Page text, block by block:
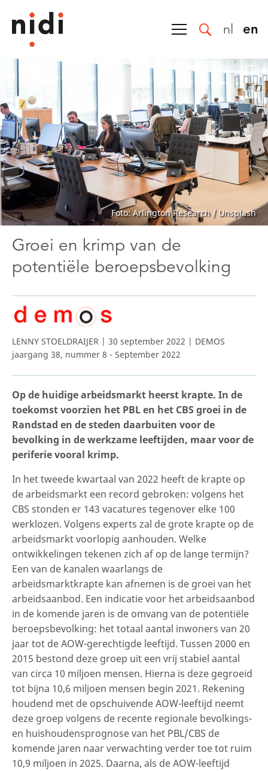
nl en
Foto: Arlington Research / Unsplash
Groei en krimp van de
potentiële beroepsbevolking
LENNY STOELDRAIJER | 30 september 2022 | DEMOS
jaargang 38, nummer 8 - September 2022
Op de huidige arbeidsmarkt heerst krapte. In de
toekomst voorzien het PBL en het CBS groei in de
Randstad en de steden daarbuiten voor de
bevolking in de werkzame leeftijden, maar voor de
periferie vooral krimp.
In het tweede kwartaal van 2022 heeft de krapte op
de arbeidsmarkt een record gebroken: volgens het
CBS stonden er 143 vacatures tegenover elke 100
werklozen. Volgens experts zal de grote krapte op de
arbeidsmarkt voorlopig aanhouden. Welke
ontwikkelingen tekenen zich af op de lange termijn?
Een van de kanalen waarlangs de
arbeidsmarktkrapte kan afnemen is de groei van het
arbeidsaanbod. Een indicatie voor het arbeidsaanbod
in de komende jaren is de omvang van de potentiële
beroepsbevolking: het totaal aantal inwoners van 20
jaar tot de AOW-gerechtigde leeftijd. Tussen 2000 en
2015 bestond deze groep uit een vrij stabiel aantal
van circa 10 miljoen mensen. Hierna is deze gegroeid
tot bijna 10,6 miljoen mensen begin 2021. Rekening
houdend met de opschuivende AOW-leeftijd neemt
deze groep volgens de recente regionale bevolkings-
en huishoudensprognose van het PBL/CBS de
komende jaren naar verwachting verder toe tot ruim
10,9 miljoen in 2025. Daarna, als de AOW-leeftijd